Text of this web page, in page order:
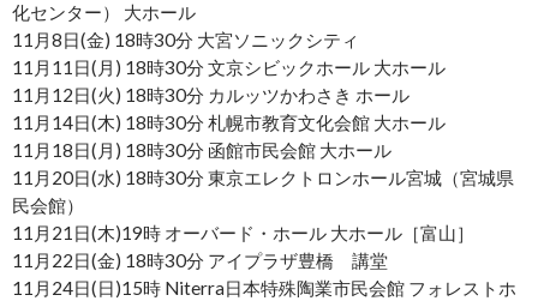
化センター） 大ホール
11月8日(金) 18時30分 大宮ソニックシティ
11月11日(月) 18時30分 文京シビックホール 大ホール
11月12日(火) 18時30分 カルッツかわさき ホール
11月14日(木) 18時30分 札幌市教育文化会館 大ホール
11月18日(月) 18時30分 函館市民会館 大ホール
11月20日(水) 18時30分 東京エレクトロンホール宮城（宮城県
民会館）
11月21日(木)19時 オーバード・ホール 大ホール［富山］
11月22日(金) 18時30分 アイプラザ豊橋 講堂
11月24日(日)15時 Niterra日本特殊陶業市民会館 フォレストホ